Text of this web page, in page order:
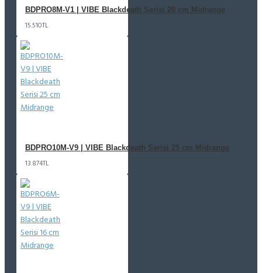
BDPRO8M-V1 | VIBE Blackdeath Serisi 20 cm Midrange
15.510TL
BDPRO10M-V9 | VIBE Blackdeath Serisi 25 cm Midrange
13.874TL